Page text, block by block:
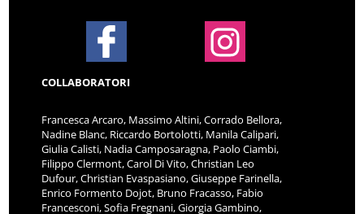
COLLABORATORI
Francesca Arcaro, Massimo Altini, Corrado Bellora,
Nadine Blanc, Riccardo Bortolotti, Manila Calipari,
Giulia Calisti, Nadia Camposaragna, Paolo Ciambi,
Filippo Clermont, Carol Di Vito, Christian Leo
Dufour, Christian Evaspasiano, Giuseppe Farinella,
Enrico Formento Dojot, Bruno Fracasso, Fabio
Francesconi, Sofia Fregnani, Giorgia Gambino,